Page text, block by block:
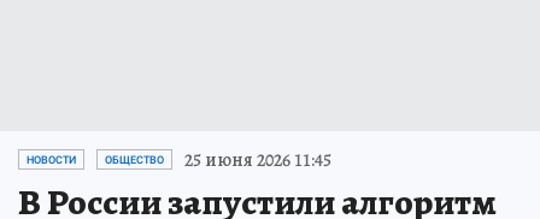
НОВОСТИ ОБЩЕСТВО 25 июня 2026 11:45